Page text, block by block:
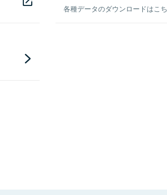
各種データのダウンロードはこ